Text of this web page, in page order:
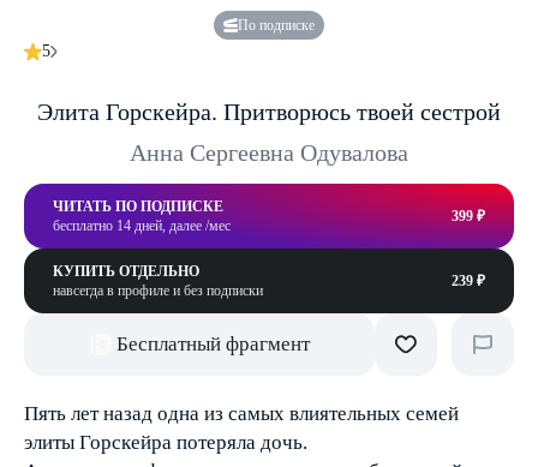
По подписке
5
Элита Горскейра. Притворюсь твоей сестрой
Анна Сергеевна Одувалова
ЧИТАТЬ ПО ПОДПИСКЕ
бесплатно 14 дней, далее /мес
399 ₽
КУПИТЬ ОТДЕЛЬНО
навсегда в профиле и без подписки
239 ₽
Бесплатный фрагмент
Пять лет назад одна из самых влиятельных семей
элиты Горскейра потеряла дочь.